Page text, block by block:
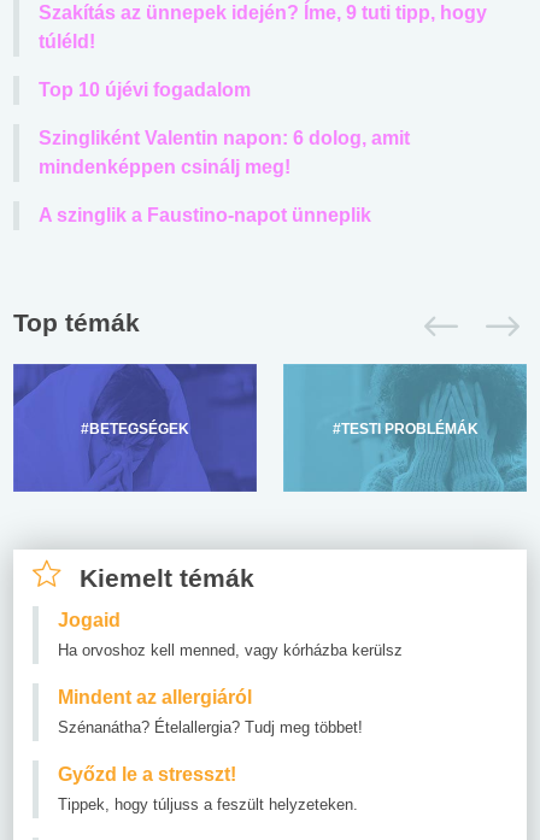
Szakítás az ünnepek idején? Íme, 9 tuti tipp, hogy
túléld!
Top 10 újévi fogadalom
Szingliként Valentin napon: 6 dolog, amit
mindenképpen csinálj meg!
A szinglik a Faustino-napot ünneplik
Top témák
#BETEGSÉGEK #TESTI PROBLÉMÁK
Kiemelt témák
Jogaid
Ha orvoshoz kell menned, vagy kórházba kerülsz
Mindent az allergiáról
Szénanátha? Ételallergia? Tudj meg többet!
Győzd le a stresszt!
Tippek, hogy túljuss a feszült helyzeteken.